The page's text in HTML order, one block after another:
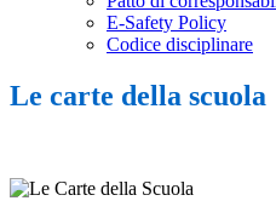
E-Safety Policy
Codice disciplinare
Le carte della scuola